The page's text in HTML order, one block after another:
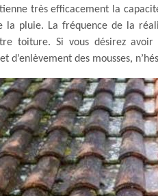
très efficacement la
la pluie. La fréquence de la
toiture. Si vous désirez
d’enlèvement des mousses,